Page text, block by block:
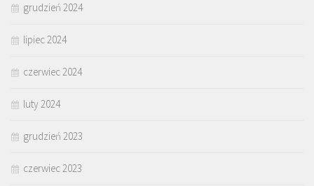
grudzień 2024
lipiec 2024
czerwiec 2024
luty 2024
grudzień 2023
czerwiec 2023